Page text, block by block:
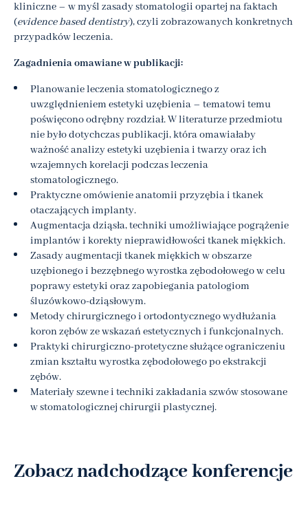
kliniczne – w myśl zasady stomatologii opartej na faktach
(evidence based dentistry), czyli zobrazowanych konkretnych
przypadków leczenia.
Zagadnienia omawiane w publikacji:
Planowanie leczenia stomatologicznego z
uwzględnieniem estetyki uzębienia – tematowi temu
poświęcono odrębny rozdział. W literaturze przedmiotu
nie było dotychczas publikacji, która omawiałaby
ważność analizy estetyki uzębienia i twarzy oraz ich
wzajemnych korelacji podczas leczenia
stomatologicznego.
Praktyczne omówienie anatomii przyzębia i tkanek
otaczających implanty.
Augmentacja dziąsła, techniki umożliwiające pogrążenie
implantów i korekty nieprawidłowości tkanek miękkich.
Zasady augmentacji tkanek miękkich w obszarze
uzębionego i bezzębnego wyrostka zębodołowego w celu
poprawy estetyki oraz zapobiegania patologiom
śluzówkowo-dziąsłowym.
Metody chirurgicznego i ortodontycznego wydłużania
koron zębów ze wskazań estetycznych i funkcjonalnych.
Praktyki chirurgiczno-protetyczne służące ograniczeniu
zmian kształtu wyrostka zębodołowego po ekstrakcji
zębów.
Materiały szewne i techniki zakładania szwów stosowane
w stomatologicznej chirurgii plastycznej.
Zobacz nadchodzące konferencje